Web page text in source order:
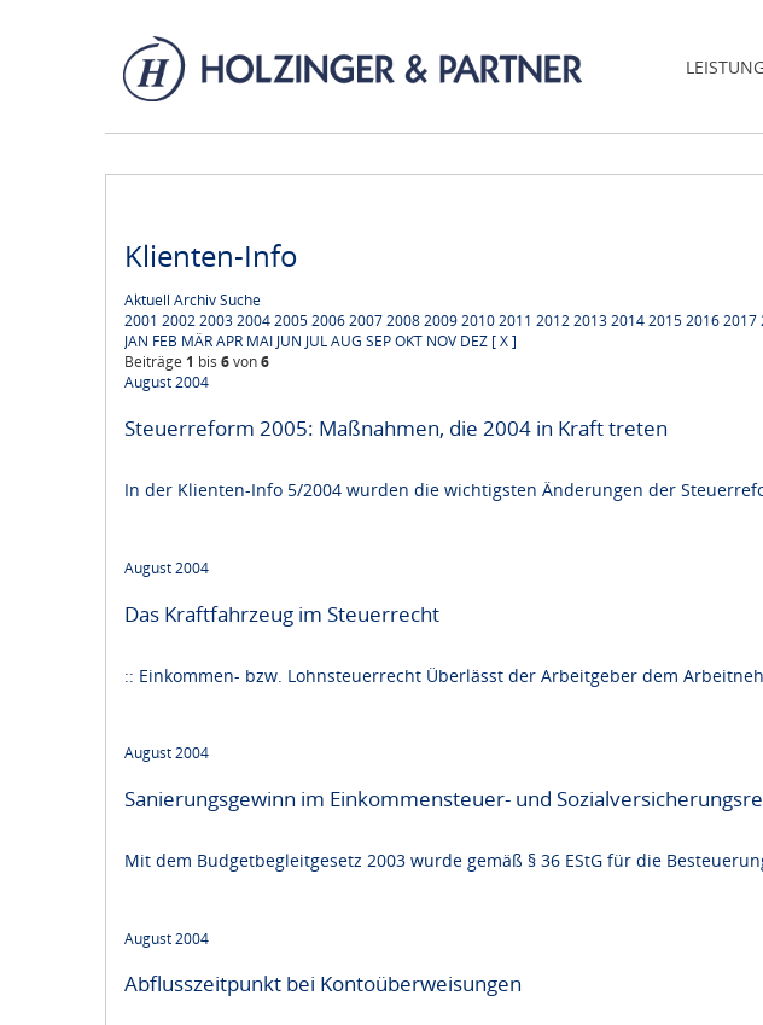
Klienten-Info
Aktuell ArchivSuche
2001 2002200320042005200620072008200920102011 201220132014201520162017
JAN FEB MÄRAPR MAI JUN JULAUG SEPOKT NOV DEZ [ X ]
Beiträge 1 bis 6von6
August 2004
Steuerreform 2005: Maßnahmen, die 2004 in Kraft treten
In der Klienten-Info 5/2004 wurden die wichtigsten Änderungen der
August 2004
Das Kraftfahrzeug im Steuerrecht
:: Einkommen- bzw. Lohnsteuerrecht Überlässt der Arbeitgeber dem
August 2004
Sanierungsgewinn im Einkommensteuer- und
Mit dem Budgetbegleitgesetz 2003 wurde gemäß § 36 EStG für die
August 2004
Abflusszeitpunkt bei Kontoüberweisungen